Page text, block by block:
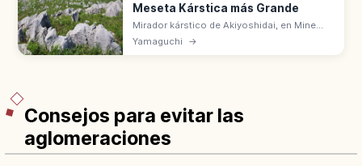
Meseta Kárstica más Grande
Mirador kárstico de Akiyoshidai, en Mine
(Yamaguchi), domina la mayor meseta
kárstica de Japón. Roca caliza, karrenfeld,
Yamaguchi →
Consejos para evitar las
aglomeraciones